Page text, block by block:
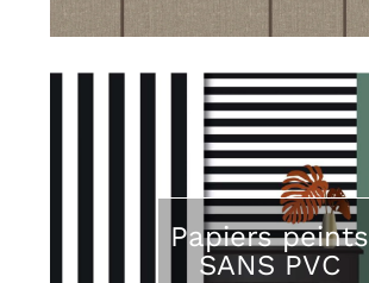
Papiers peints
SANS PVC